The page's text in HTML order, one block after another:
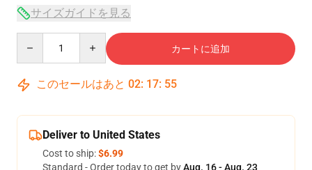
サイズガイドを見る
カートに追加
このセールはあと 02: 17: 54
Deliver to United States
Cost to ship:$6.99
Standard - Order today to get byAug. 16 - Aug. 23